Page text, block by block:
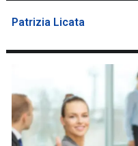
Patrizia Licata